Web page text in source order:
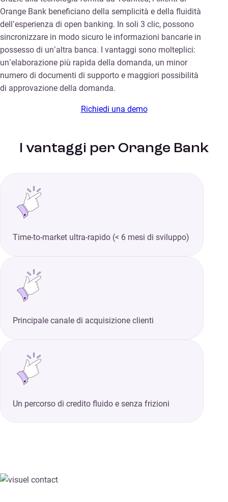
Orange Bank beneficiano della semplicità e della fluidità
dell’esperienza di open banking. In soli 3 clic, possono
sincronizzare in modo sicuro le informazioni bancarie in
possesso di un’altra banca. I vantaggi sono molteplici:
un’elaborazione più rapida della domanda, un minor
numero di documenti di supporto e maggiori possibilità
di approvazione della domanda.
Richiedi una demo
I vantaggi per Orange Bank
Time-to-market ultra-rapido (< 6 mesi di sviluppo)
Principale canale di acquisizione clienti
Un percorso di credito fluido e senza frizioni